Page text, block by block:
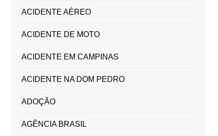
ACIDENTE AÉREO
ACIDENTE DE MOTO
ACIDENTE EM CAMPINAS
ACIDENTE NA DOM PEDRO
ADOÇÃO
AGÊNCIA BRASIL